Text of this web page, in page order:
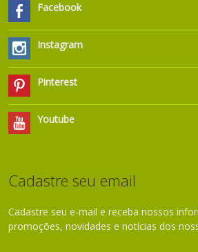
Facebook
Instagram
Pinterest
Youtube
Cadastre seu email
Cadastre seu e-mail e receba nossos
promoções, novidades e notícias dos